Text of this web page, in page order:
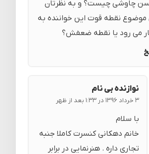
چاوشی چیست؟ و به نظرتان
موضوع نقطه قوت این خواننده به
می رود یا نقطه ضعفش؟
نوازنده بی نام
۳ خرداد ۱۳۹۶ در ۱:۳۳ بعد از ظهر
با سلام
خانم دهکانی کنسرت کاملا جنبه
تجاری داره . هنرنمایی در برابر